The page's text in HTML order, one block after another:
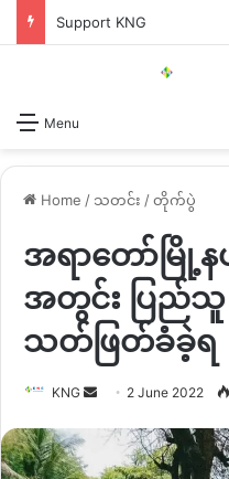
Support KNG
Menu
Home / သတင်း /တိုက်ပွဲ
အရာတော်မြို့
အတွင်း ပြည်သူ
သတ်ဖြတ်ခံခဲ့ရ
KNG
Send
email
2 June 2022